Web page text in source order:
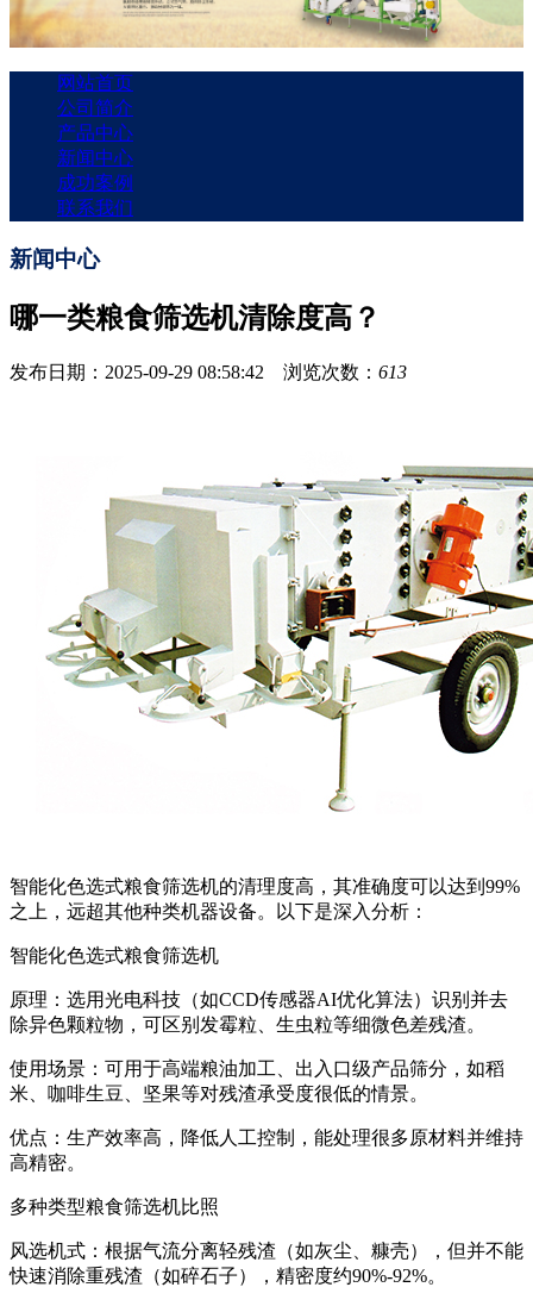
网站首页
公司简介
产品中心
新闻中心
成功案例
联系我们
新闻中心
哪一类粮食筛选机清除度高？
发布日期：2025-09-29 08:58:42 浏览次数： 613
智能化色选式粮食筛选机的清理度高，其准确度可以达到99%
之上，远超其他种类机器设备。以下是深入分析：
智能化色选式粮食筛选机
原理：选用光电科技（如CCD传感器AI优化算法）识别并去
除异色颗粒物，可区别发霉粒、生虫粒等细微色差残渣。
使用场景：可用于高端粮油加工、出入口级产品筛分，如稻
米、咖啡生豆、坚果等对残渣承受度很低的情景。
优点：生产效率高，降低人工控制，能处理很多原材料并维持
高精密。
多种类型粮食筛选机比照
风选机式：根据气流分离轻残渣（如灰尘、糠壳），但并不能
快速消除重残渣（如碎石子），精密度约90%-92%。